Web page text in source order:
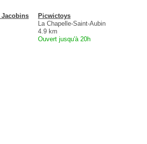
Jacobins
Picwictoys
La Chapelle-Saint-Aubin
4.9 km
Ouvert jusqu'à 20h